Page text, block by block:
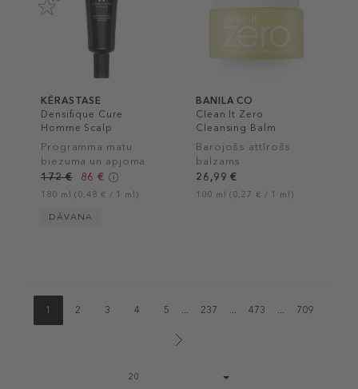
KÉRASTASE
Densifique Cure
Homme Scalp
Treatment
Programma matu
biezuma un apjoma
palielināšanai
172 € 86 €
180 ml (0,48 € / 1 ml)
DĀVANA
BANILA CO
Clean It Zero
Cleansing Balm
Nourishing
Barojošs attīrošs
balzams
26,99 €
100 ml (0,27 € / 1 ml)
1 2 3 4 5 ... 237 ... 473 ... 709
size
20